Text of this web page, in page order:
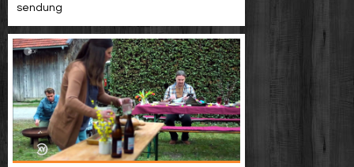
sendung